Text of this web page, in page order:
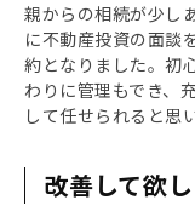
親からの相続が少し
に不動産投資の面談
約となりました。初
わりに管理もでき、
して任せられると思
改善して欲